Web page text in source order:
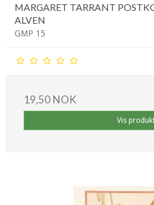
MARGARET TARRANT
ALVEN
GMP 15
19,50 NOK
Vis